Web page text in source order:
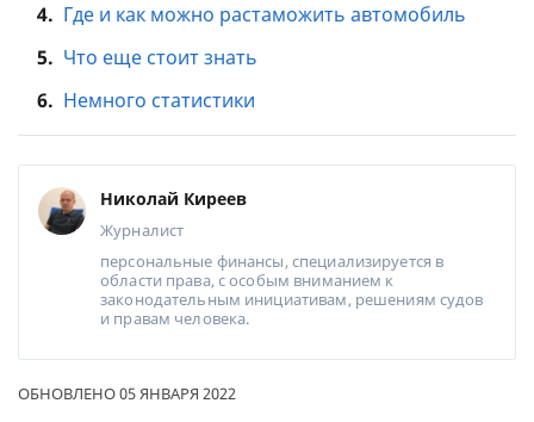
4. Где и как можно растаможить автомобиль
5. Что еще стоит знать
6. Немного статистики
Николай Киреев
Журналист
персональные финансы, специализируется в
области права, с особым вниманием к
законодательным инициативам, решениям судов
и правам человека.
ОБНОВЛЕНО 05 ЯНВАРЯ 2022